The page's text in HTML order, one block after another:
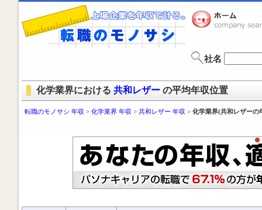
社名
化学業界における 共和レザー の平均年収位置
転職のモノサシ 年収 > 化学業界 年収 > 共和レザー 年収 > 化学業界(共和レザーの